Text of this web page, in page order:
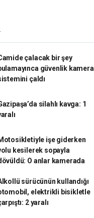
çalacak bir şey
güvenlik kamera
çaldı
silahlı kavga: 1
işe giderken
kesilerek sopayla
O anlar kamerada
sürücünün kullandığı
elektrikli bisikletle
2 yaralı